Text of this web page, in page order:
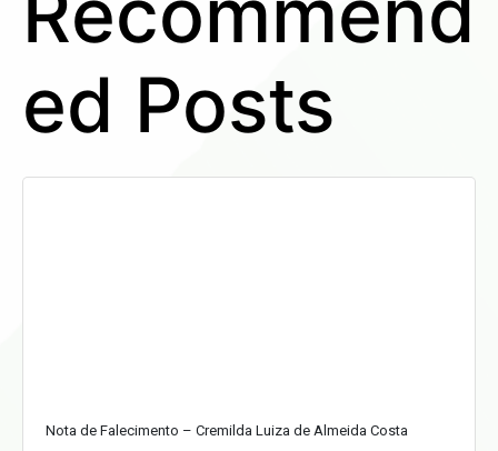
ed Posts
Nota de Falecimento – Cremilda Luiza de Almeida Costa